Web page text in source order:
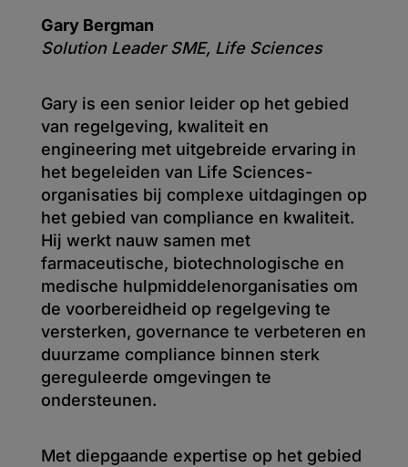
Gary Bergman
Solution Leader SME, Life Sciences
Gary is een senior leider op het gebied
van regelgeving, kwaliteit en
engineering met uitgebreide ervaring in
het begeleiden van Life Sciences-
organisaties bij complexe uitdagingen op
het gebied van compliance en kwaliteit.
Hij werkt nauw samen met
farmaceutische, biotechnologische en
medische hulpmiddelenorganisaties om
de voorbereidheid op regelgeving te
versterken, governance te verbeteren en
duurzame compliance binnen sterk
gereguleerde omgevingen te
ondersteunen.
Met diepgaande expertise op het gebied